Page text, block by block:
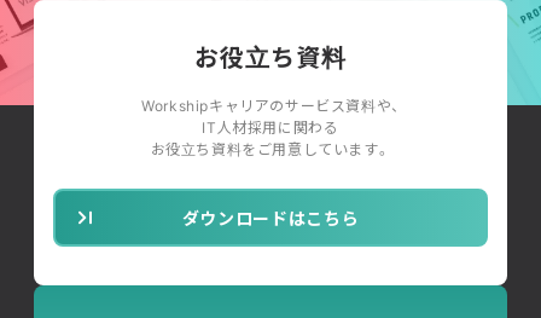
お役立ち資料
Workshipキャリアのサービス資料や、
IT人材採用に関わる
お役立ち資料をご用意しています。
ダウンロードはこちら